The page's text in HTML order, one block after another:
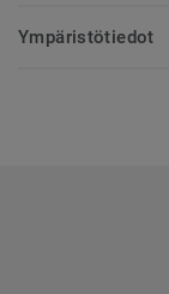
Ympäristötiedot